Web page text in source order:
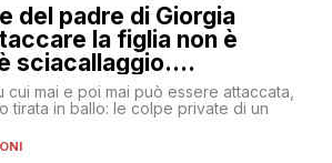
del padre di Giorgia
la figlia non è
sciacallaggio.
essere diversi
cui mai e poi mai può essere attaccata,
tirata in ballo: le colpe private di un